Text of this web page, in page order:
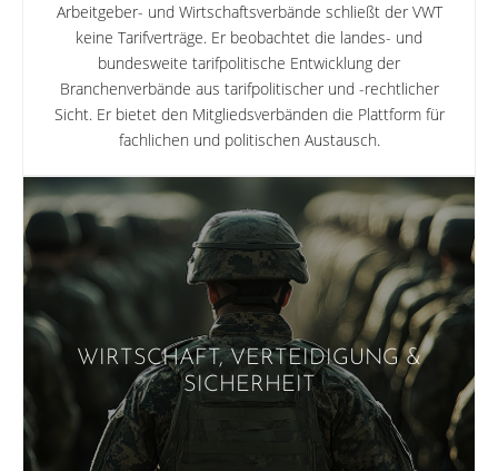
Arbeitgeber- und Wirtschaftsverbände schließt der VWT
keine Tarifverträge. Er beobachtet die landes- und
bundesweite tarifpolitische Entwicklung der
Branchenverbände aus tarifpolitischer und -rechtlicher
Sicht. Er bietet den Mitgliedsverbänden die Plattform für
fachlichen und politischen Austausch.
WIRTSCHAFT, VERTEIDIGUNG &
SICHERHEIT